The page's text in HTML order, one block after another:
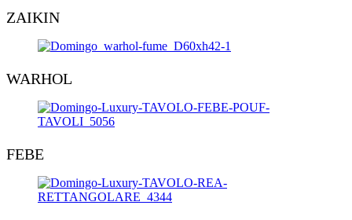
ZAIKIN
WARHOL
FEBE